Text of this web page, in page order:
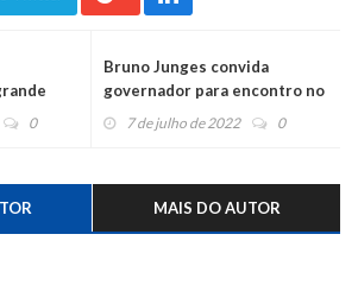
0
Bruno Junges convida
governador para encontro no
Vale do Caí
7 de julho de 2022 0
MAIS DO AUTOR